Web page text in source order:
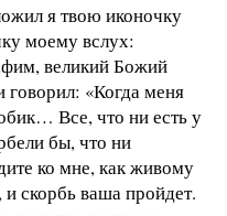
я твою иконочку
моему вслух:
великий Божий
«Когда меня
Все, что ни есть у
бы, что ни
ко мне, как живому
скорбь ваша пройдет.